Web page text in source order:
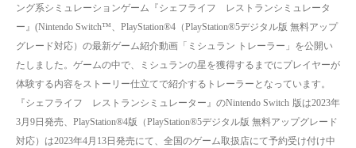
ング系シミュレーションゲーム『シェフライフ レストランシミュレータ
ー』 (Nintendo Switch™、 PlayStation®4 （PlayStation®5デジタル版 無料アップ
グレード対応）の最新ゲーム紹介動画「ミシュラン トレーラー」を公開い
たしました。 ゲームの中で、ミシュランの星を獲得するまでにプレイヤーが
体験する内容をストーリー仕立てで紹介するトレーラーとなっています。
『シェフライフ レストランシミュレーター』のNintendo Switch 版は2023年
3月 9日発売、 PlayStation®4版（PlayStation®5デジタル版 無料アップグレード
対応）は2023年4月 13日発売にて、 全国のゲーム取扱店にて予約受け付け中